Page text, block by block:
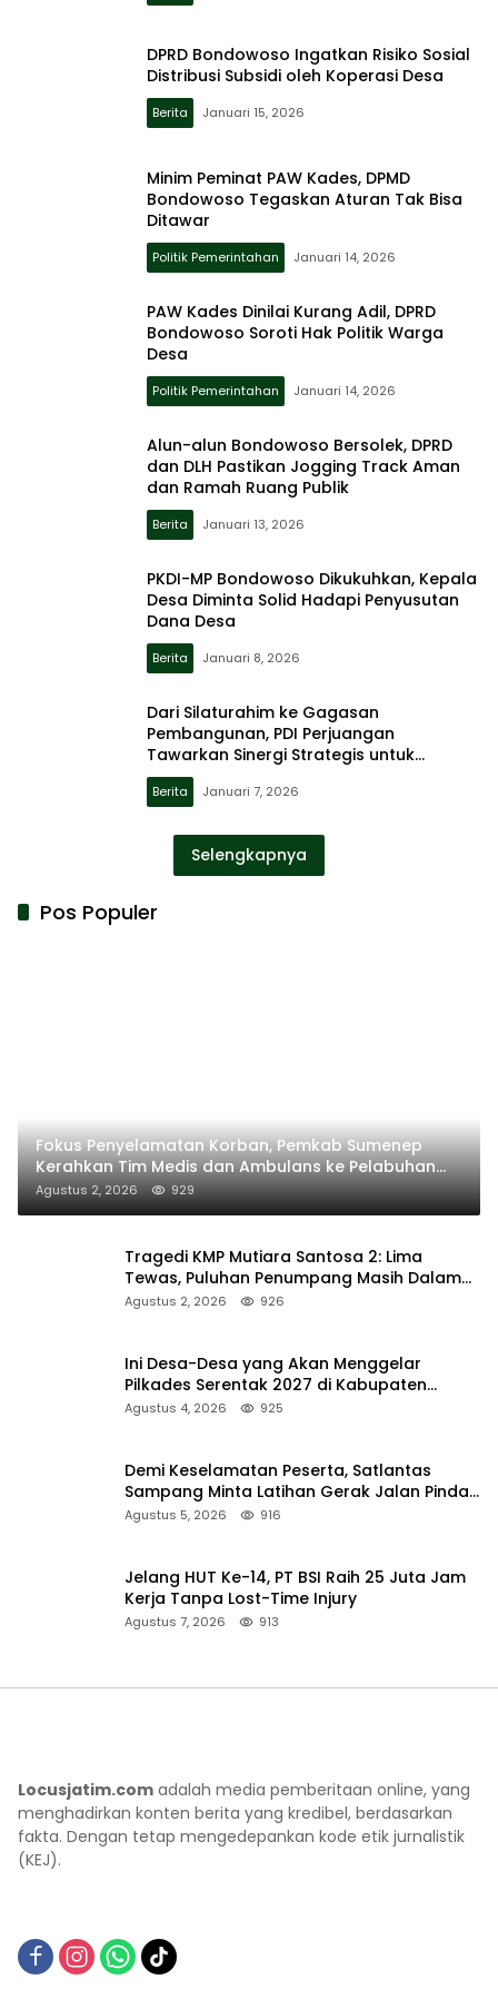
DPRD Bondowoso Ingatkan Risiko Sosial
Distribusi Subsidi oleh Koperasi Desa
Berita Januari 15, 2026
Minim Peminat PAW Kades, DPMD
Bondowoso Tegaskan Aturan Tak Bisa
Ditawar
Politik Pemerintahan Januari 14, 2026
PAW Kades Dinilai Kurang Adil, DPRD
Bondowoso Soroti Hak Politik Warga
Desa
Politik Pemerintahan Januari 14, 2026
Alun-alun Bondowoso Bersolek, DPRD
dan DLH Pastikan Jogging Track Aman
dan Ramah Ruang Publik
Berita Januari 13, 2026
PKDI-MP Bondowoso Dikukuhkan, Kepala
Desa Diminta Solid Hadapi Penyusutan
Dana Desa
Berita Januari 8, 2026
Dari Silaturahim ke Gagasan
Pembangunan, PDI Perjuangan
Tawarkan Sinergi Strategis untuk
Bondowoso
Berita Januari 7, 2026
Selengkapnya
Pos Populer
Fokus Penyelamatan Korban, Pemkab Sumenep
Kerahkan Tim Medis dan Ambulans ke Pelabuhan
Kalianget
Agustus 2, 2026 929
Tragedi KMP Mutiara Santosa 2: Lima
Tewas, Puluhan Penumpang Masih Dalam
Pencarian
Agustus 2, 2026 926
Ini Desa-Desa yang Akan Menggelar
Pilkades Serentak 2027 di Kabupaten
Sumenep
Agustus 4, 2026 925
Demi Keselamatan Peserta, Satlantas
Sampang Minta Latihan Gerak Jalan Pindah
ke Lokasi Aman
Agustus 5, 2026 916
Jelang HUT Ke-14, PT BSI Raih 25 Juta Jam
Kerja Tanpa Lost-Time Injury
Agustus 7, 2026 913
Locusjatim.com adalah media pemberitaan online, yang
menghadirkan konten berita yang kredibel, berdasarkan
fakta. Dengan tetap mengedepankan kode etik jurnalistik
(KEJ).